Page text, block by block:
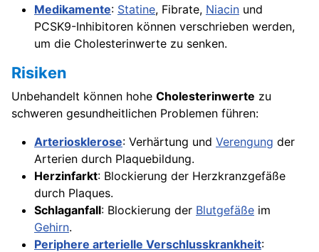
Medikamente: Statine, Fibrate, Niacin und
PCSK9-Inhibitoren können verschrieben werden,
um die Cholesterinwerte zu senken.
Risiken
Unbehandelt können hohe Cholesterinwerte zu
schweren gesundheitlichen Problemen führen:
Arteriosklerose: Verhärtung und Verengung der
Arterien durch Plaquebildung.
Herzinfarkt: Blockierung der Herzkranzgefäße
durch Plaques.
Schlaganfall: Blockierung der Blutgefäße im
Gehirn.
Periphere arterielle Verschlusskrankheit: